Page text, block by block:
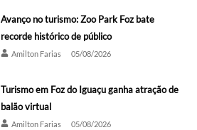
Avanço no turismo: Zoo Park Foz bate
recorde histórico de público
Amilton Farias 05/08/2026
Turismo em Foz do Iguaçu ganha atração de
balão virtual
Amilton Farias 05/08/2026